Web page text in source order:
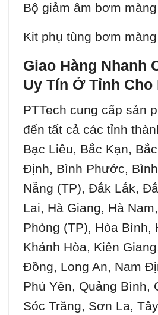
Bộ giảm âm bơm
Kit phụ tùng bơm
Giao Hàng Nhanh
Uy Tín Ở Tỉnh
PTTech cung cấp sản
đến tất cả các tỉnh
Bạc Liêu, Bắc Kạn,
Định, Bình Phước,
Nẵng (TP), Đắk Lắk,
Lai, Hà Giang, Hà
Phòng (TP), Hòa Bình,
Khánh Hòa, Kiên
Đồng, Long An, Nam
Phú Yên, Quảng Bình,
Sóc Trăng, Sơn La,